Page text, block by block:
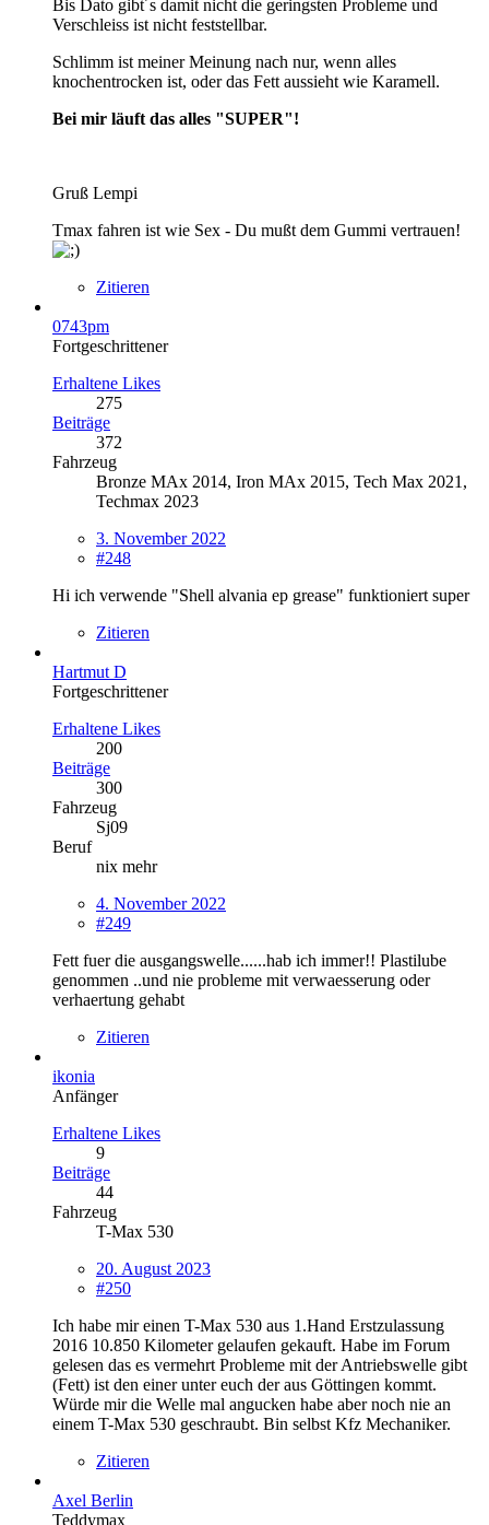
Bis Dato gibt´s damit nicht die geringsten Probleme und
Verschleiss ist nicht feststellbar.
Schlimm ist meiner Meinung nach nur, wenn alles
knochentrocken ist, oder das Fett aussieht wie Karamell.
Bei mir läuft das alles "SUPER"!
Gruß Lempi
Tmax fahren ist wie Sex - Du mußt dem Gummi vertrauen!
Zitieren
0743pm
Fortgeschrittener
Erhaltene Likes
275
Beiträge
372
Fahrzeug
Bronze MAx 2014, Iron MAx 2015, Tech Max 2021,
Techmax 2023
3. November 2022
#248
Hi ich verwende "Shell alvania ep grease" funktioniert super
Zitieren
Hartmut D
Fortgeschrittener
Erhaltene Likes
200
Beiträge
300
Fahrzeug
Sj09
Beruf
nix mehr
4. November 2022
#249
Fett fuer die ausgangswelle......hab ich immer!! Plastilube
genommen ..und nie probleme mit verwaesserung oder
verhaertung gehabt
Zitieren
ikonia
Anfänger
Erhaltene Likes
9
Beiträge
44
Fahrzeug
T-Max 530
20. August 2023
#250
Ich habe mir einen T-Max 530 aus 1.Hand Erstzulassung
2016 10.850 Kilometer gelaufen gekauft. Habe im Forum
gelesen das es vermehrt Probleme mit der Antriebswelle gibt
(Fett) ist den einer unter euch der aus Göttingen kommt.
Würde mir die Welle mal angucken habe aber noch nie an
einem T-Max 530 geschraubt. Bin selbst Kfz Mechaniker.
Zitieren
Axel Berlin
Teddymax